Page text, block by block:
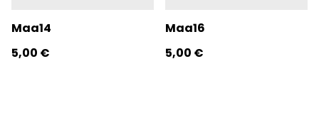
Maa14
5,00 €
Maa16
5,00 €